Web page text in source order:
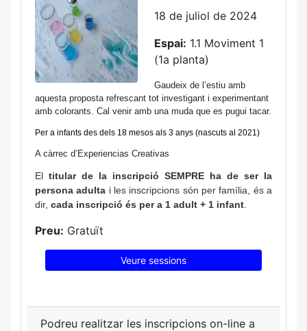
18 de juliol de 2024
Espai: 1.1 Moviment 1
(1a planta)
Gaudeix de l’estiu amb
aquesta proposta refrescant tot investigant i experimentant
amb colorants. Cal venir amb una muda que es pugui tacar.
Per a infants des dels 18 mesos als 3 anys (nascuts al 2021)
A càrrec d’Experiencias Creativas
El titular de la inscripció SEMPRE ha de ser la
persona adulta i les inscripcions són per família, és a
dir, cada inscripció és per a 1 adult + 1 infant
Preu: Gratuït
Veure sessions
Podreu realitzar les inscripcions on-line a